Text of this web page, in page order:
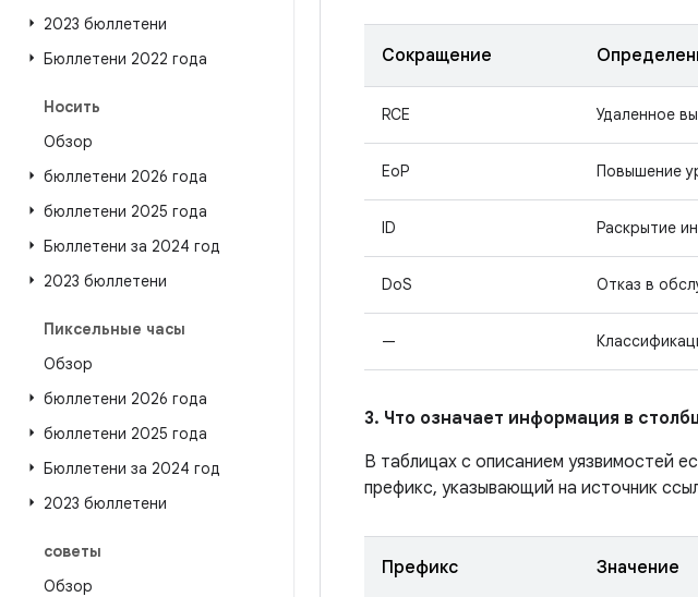
2023 бюллетени
Бюллетени 2022 года
Носить
Обзор
бюллетени 2026 года
бюллетени 2025 года
Бюллетени за 2024 год
2023 бюллетени
Пиксельные часы
Обзор
бюллетени 2026 года
бюллетени 2025 года
Бюллетени за 2024 год
2023 бюллетени
советы
Обзор
Сокращение
RCE Удаленное
EoP Повышение
ID Раскрытие
DoS Отказ в
—
3. Что означает информация в
В таблицах с описанием уязвимостей
префикс, указывающий на источник
Префикс Значение